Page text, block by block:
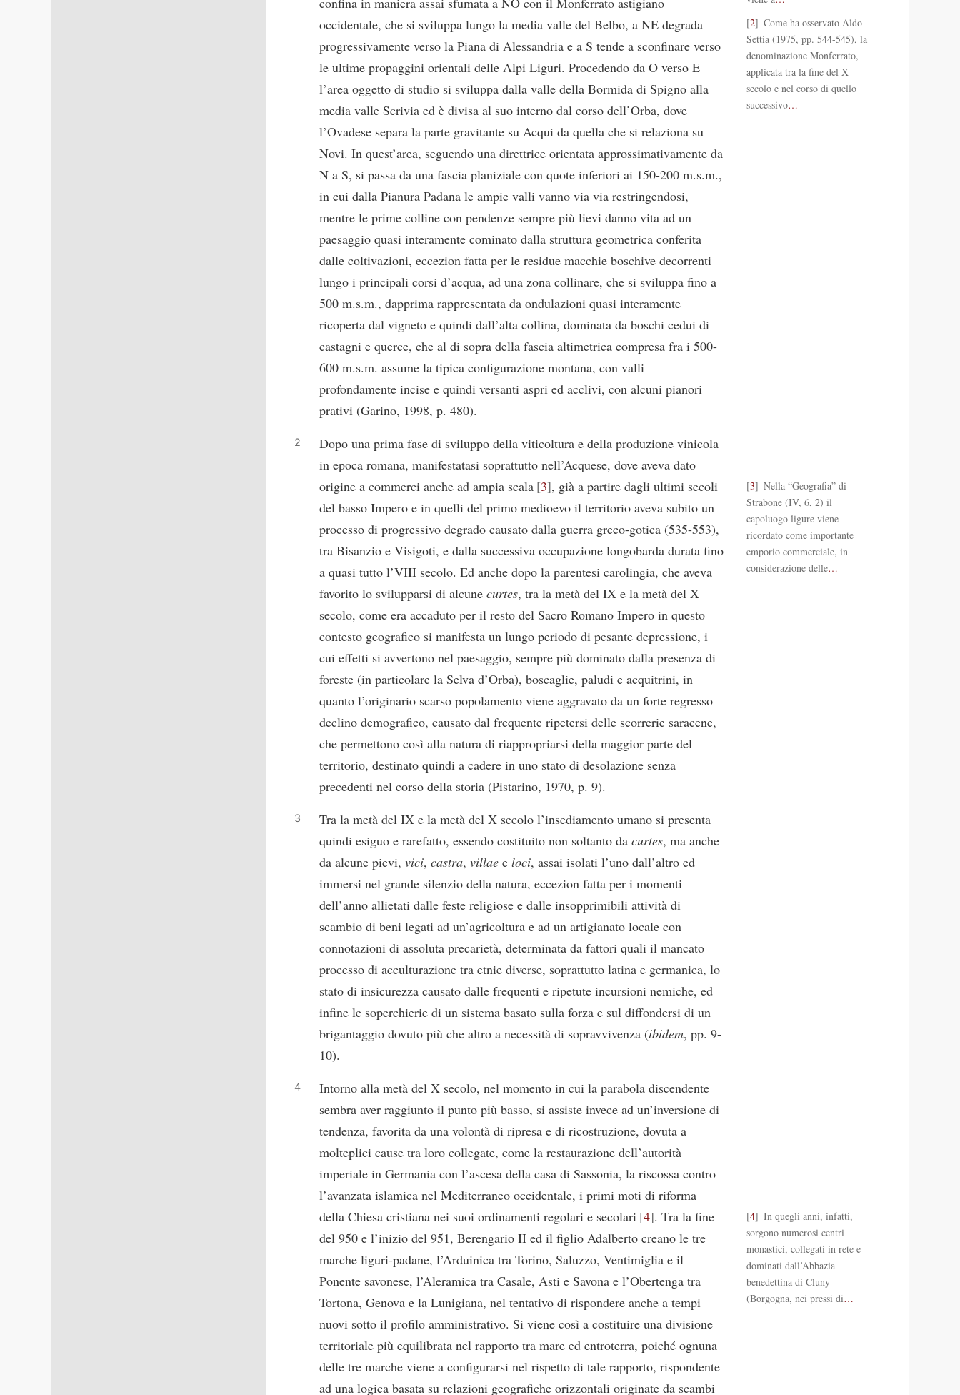
occidentale, che si sviluppa lungo la media valle del Belbo, a NE degrada
progressivamente verso la Piana di Alessandria e a S tende a sconfinare verso
le ultime propaggini orientali delle Alpi Liguri. Procedendo da O verso E
l’area oggetto di studio si sviluppa dalla valle della Bormida di Spigno alla
media valle Scrivia ed è divisa al suo interno dal corso dell’Orba, dove
l’Ovadese separa la parte gravitante su Acqui da quella che si relaziona su
Novi. In quest’area, seguendo una direttrice orientata approssimativamente da
N a S, si passa da una fascia planiziale con quote inferiori ai 150-200 m.s.m.,
in cui dalla Pianura Padana le ampie valli vanno via via restringendosi,
mentre le prime colline con pendenze sempre più lievi danno vita ad un
paesaggio quasi interamente cominato dalla struttura geometrica conferita
dalle coltivazioni, eccezion fatta per le residue macchie boschive decorrenti
lungo i principali corsi d’acqua, ad una zona collinare, che si sviluppa fino a
500 m.s.m., dapprima rappresentata da ondulazioni quasi interamente
ricoperta dal vigneto e quindi dall’alta collina, dominata da boschi cedui di
castagni e querce, che al di sopra della fascia altimetrica compresa fra i 500-
600 m.s.m. assume la tipica configurazione montana, con valli
profondamente incise e quindi versanti aspri ed acclivi, con alcuni pianori
prativi (Garino, 1998, p. 480).
Dopo una prima fase di sviluppo della viticoltura e della produzione vinicola
in epoca romana, manifestatasi soprattutto nell’Acquese, dove aveva dato
origine a commerci anche ad ampia scala 3 , già a partire dagli ultimi secoli
del basso Impero e in quelli del primo medioevo il territorio aveva subito un
processo di progressivo degrado causato dalla guerra greco-gotica (535-553),
tra Bisanzio e Visigoti, e dalla successiva occupazione longobarda durata fino
a quasi tutto l’VIII secolo. Ed anche dopo la parentesi carolingia, che aveva
favorito lo svilupparsi di alcune curtes, tra la metà del IX e la metà del X
secolo, come era accaduto per il resto del Sacro Romano Impero in questo
contesto geografico si manifesta un lungo periodo di pesante depressione, i
cui effetti si avvertono nel paesaggio, sempre più dominato dalla presenza di
foreste (in particolare la Selva d’Orba), boscaglie, paludi e acquitrini, in
quanto l’originario scarso popolamento viene aggravato da un forte regresso
declino demografico, causato dal frequente ripetersi delle scorrerie saracene,
che permettono così alla natura di riappropriarsi della maggior parte del
territorio, destinato quindi a cadere in uno stato di desolazione senza
precedenti nel corso della storia (Pistarino, 1970, p. 9).
Tra la metà del IX e la metà del X secolo l’insediamento umano si presenta
quindi esiguo e rarefatto, essendo costituito non soltanto da curtes, ma anche
da alcune pievi, vici, castra, villae e loci, assai isolati l’uno dall’altro ed
immersi nel grande silenzio della natura, eccezion fatta per i momenti
dell’anno allietati dalle feste religiose e dalle insopprimibili attività di
scambio di beni legati ad un’agricoltura e ad un artigianato locale con
connotazioni di assoluta precarietà, determinata da fattori quali il mancato
processo di acculturazione tra etnie diverse, soprattutto latina e germanica, lo
stato di insicurezza causato dalle frequenti e ripetute incursioni nemiche, ed
infine le soperchierie di un sistema basato sulla forza e sul diffondersi di un
brigantaggio dovuto più che altro a necessità di sopravvivenza (ibidem, pp. 9-
10).
Intorno alla metà del X secolo, nel momento in cui la parabola discendente
sembra aver raggiunto il punto più basso, si assiste invece ad un’inversione di
tendenza, favorita da una volontà di ripresa e di ricostruzione, dovuta a
molteplici cause tra loro collegate, come la restaurazione dell’autorità
imperiale in Germania con l’ascesa della casa di Sassonia, la riscossa contro
l’avanzata islamica nel Mediterraneo occidentale, i primi moti di riforma
della Chiesa cristiana nei suoi ordinamenti regolari e secolari 4 . Tra la fine
del 950 e l’inizio del 951, Berengario II ed il figlio Adalberto creano le tre
marche liguri-padane, l’Arduinica tra Torino, Saluzzo, Ventimiglia e il
Ponente savonese, l’Aleramica tra Casale, Asti e Savona e l’Obertenga tra
Tortona, Genova e la Lunigiana, nel tentativo di rispondere anche a tempi
nuovi sotto il profilo amministrativo. Si viene così a costituire una divisione
territoriale più equilibrata nel rapporto tra mare ed entroterra, poiché ognuna
delle tre marche viene a configurarsi nel rispetto di tale rapporto, rispondente
ad una logica basata su relazioni geografiche orizzontali originate da scambi
2
Come ha osservato Aldo
Settia (1975, pp. 544-545), la
denominazione Monferrato,
applicata tra la fine del X
secolo e nel corso di quello
successivo…
3
Nella “Geografia” di
Strabone (IV, 6, 2) il
capoluogo ligure viene
ricordato come importante
emporio commerciale, in
considerazione delle…
4
In quegli anni, infatti,
sorgono numerosi centri
monastici, collegati in rete e
dominati dall’Abbazia
benedettina di Cluny
(Borgogna, nei pressi di…